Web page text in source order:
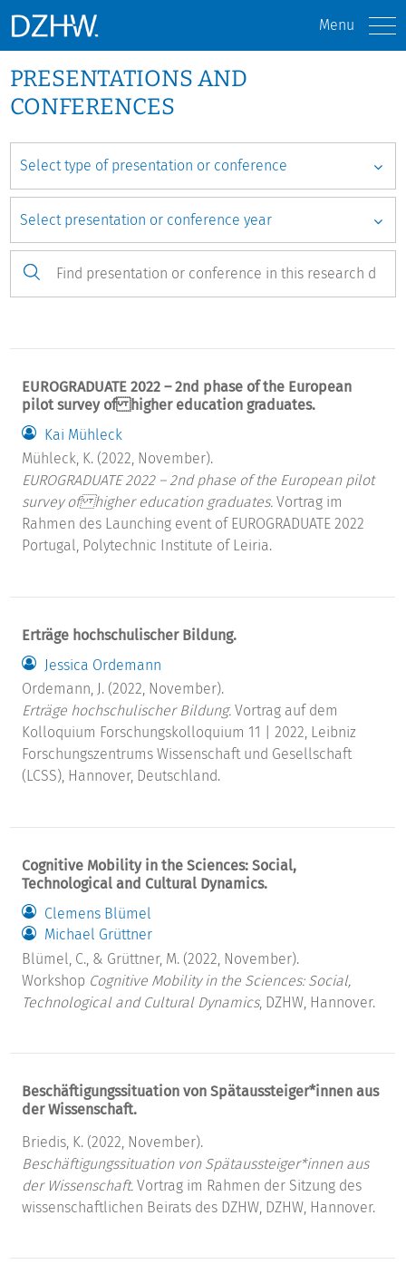
Menu
PRESENTATIONS AND
CONFERENCES
EUROGRADUATE 2022 – 2nd phase of the European
pilot survey of higher education graduates.
Kai Mühleck
Mühleck, K. (2022, November).
EUROGRADUATE 2022 – 2nd phase of the European pilot
survey of higher education graduates. Vortrag im
Rahmen des Launching event of EUROGRADUATE 2022
Portugal, Polytechnic Institute of Leiria.
Erträge hochschulischer Bildung.
Jessica Ordemann
Ordemann, J. (2022, November).
Erträge hochschulischer Bildung. Vortrag auf dem
Kolloquium Forschungskolloquium 11 | 2022, Leibniz
Forschungszentrums Wissenschaft und Gesellschaft
(LCSS), Hannover, Deutschland.
Cognitive Mobility in the Sciences: Social,
Technological and Cultural Dynamics.
Clemens Blümel
Michael Grüttner
Blümel, C., & Grüttner, M. (2022, November).
Workshop Cognitive Mobility in the Sciences: Social,
Technological and Cultural Dynamics, DZHW, Hannover.
Beschäftigungssituation von Spätaussteiger*innen aus
der Wissenschaft.
Briedis, K. (2022, November).
Beschäftigungssituation von Spätaussteiger*innen aus
der Wissenschaft. Vortrag im Rahmen der Sitzung des
wissenschaftlichen Beirats des DZHW, DZHW, Hannover.